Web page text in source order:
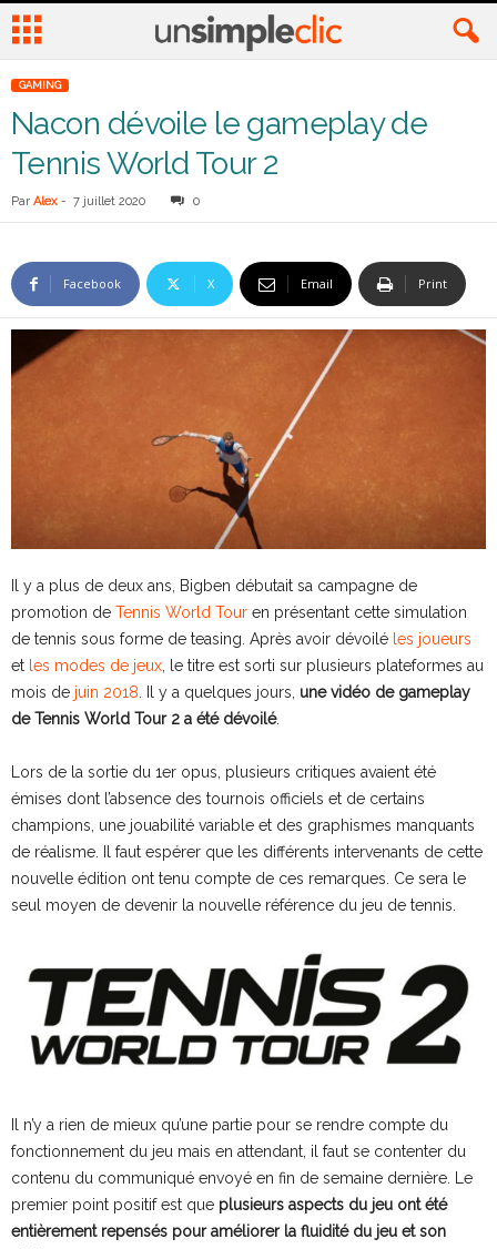
GAMING
Nacon dévoile le gameplay de
Tennis World Tour 2
Par Alex - 7 juillet 2020 0
Facebook X Email Print
Il y a plus de deux ans, Bigben débutait sa campagne de
promotion de Tennis World Tour en présentant cette simulation
de tennis sous forme de teasing. Après avoir dévoilé les joueurs
et les modes de jeux , le titre est sorti sur plusieurs plateformes au
mois de juin 2018 . Il y a quelques jours, une vidéo de gameplay
de Tennis World Tour 2 a été dévoilé.
Lors de la sortie du 1er opus, plusieurs critiques avaient été
émises dont l’absence des tournois officiels et de certains
champions, une jouabilité variable et des graphismes manquants
de réalisme. Il faut espérer que les différents intervenants de cette
nouvelle édition ont tenu compte de ces remarques. Ce sera le
seul moyen de devenir la nouvelle référence du jeu de tennis.
Il n’y a rien de mieux qu’une partie pour se rendre compte du
fonctionnement du jeu mais en attendant, il faut se contenter du
contenu du communiqué envoyé en fin de semaine dernière. Le
premier point positif est que plusieurs aspects du jeu ont été
entièrement repensés pour améliorer la fluidité du jeu et son